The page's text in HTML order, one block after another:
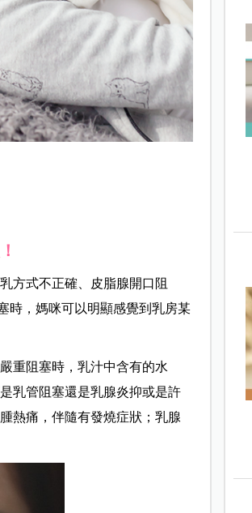
方式不正確、皮脂腺開口阻
時，媽咪可以明顯感覺到乳房某
重阻塞時，乳汁中含有的水
乳管阻塞還是乳腺炎抑或是許
熱痛，伴隨有發燒症狀；乳腺